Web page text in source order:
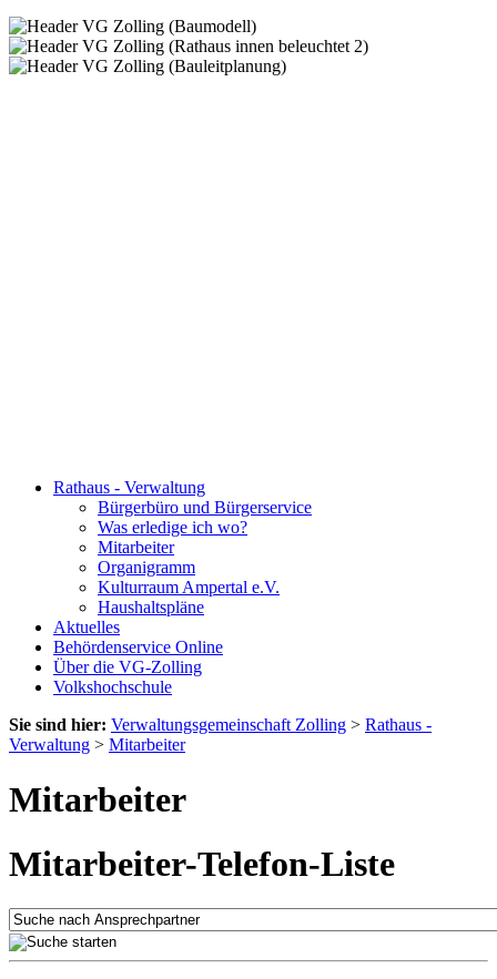
Rathaus - Verwaltung
Bürgerbüro und Bürgerservice
Was erledige ich wo?
Mitarbeiter
Organigramm
Kulturraum Ampertal e.V.
Haushaltspläne
Aktuelles
Behördenservice Online
Über die VG-Zolling
Volkshochschule
Sie sind hier: Verwaltungsgemeinschaft Zolling > Rathaus -
Verwaltung > Mitarbeiter
Mitarbeiter
Mitarbeiter-Telefon-Liste